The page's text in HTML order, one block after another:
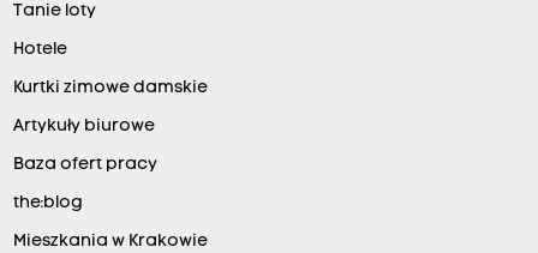
Tanie loty
Hotele
Kurtki zimowe damskie
Artykuły biurowe
Baza ofert pracy
the:blog
Mieszkania w Krakowie